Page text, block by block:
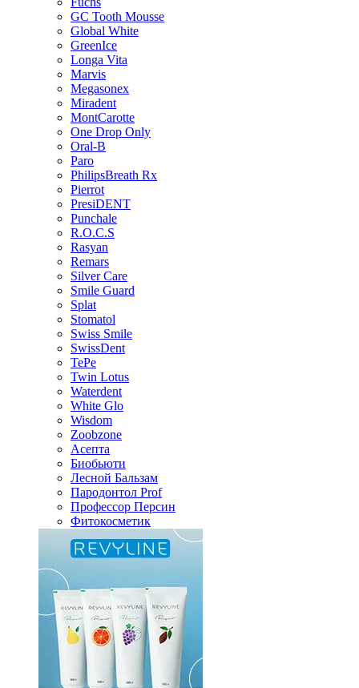
GC Tooth Mousse
Global White
GreenIce
Longa Vita
Marvis
Megasonex
Miradent
MontCarotte
One Drop Only
Oral-B
Paro
PhilipsBreath Rx
Pierrot
PresiDENT
Punchale
R.O.C.S
Rasyan
Remars
Silver Care
Smile Guard
Splat
Stomatol
Swiss Smile
SwissDent
TePe
Twin Lotus
Waterdent
White Glo
Wisdom
Zoobzone
Асепта
Биобьюти
Лесной Бальзам
Пародонтол Prof
Профессор Персин
Фитокосметик